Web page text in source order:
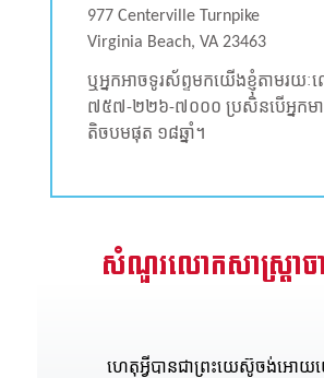
977 Centerville Turnpike
Virginia Beach, VA 23463
ឬអ្នកអាចទូរស័ព្ទមកយើងខ្ញុំតាមរយៈ
៧៥៧-២២៦-៧០០០ ប្រសិនបើអ្នកម
តិចបមផុត ១៨ឆ្នាំ។
សំណួរលោកសាស្រ្តាចា
ហេតុអ្វីបានជាព្រះយេស៊ូចង់អោយយ